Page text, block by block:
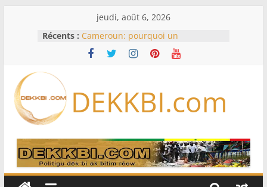
jeudi, août 6, 2026
Récents : Cameroun: pourquoi un
remaniement au sommet de
l’armée alors que Paul Biya est hors
logiciels écrits par l’IA, dominé par
Anthropic et OpenAI
Disney s’associe à TikTok pour tirer
davantage profit de ses univers
légendaires
France – Algérie: l’affaire Mehdi
DEKKBI.com